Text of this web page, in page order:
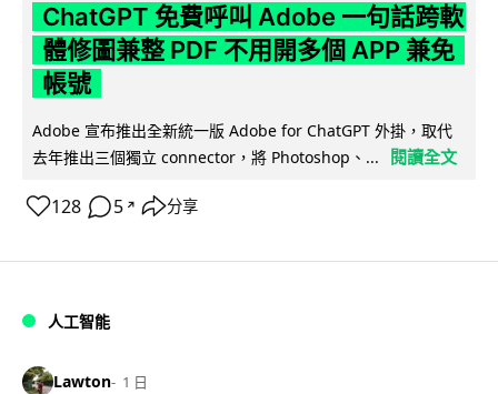
ChatGPT 免費呼叫 Adobe 一句話跨軟
體修圖兼整 PDF 不用開多個 APP 兼免
帳號
Adobe 宣布推出全新統一版 Adobe for ChatGPT 外掛，取代
去年推出三個獨立 connector，將 Photoshop、...
閱讀全文
128 5 ↗ 分享
人工智能
Lawton 1 日